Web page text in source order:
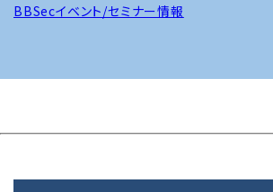
BBSecイベント/セミナー情報